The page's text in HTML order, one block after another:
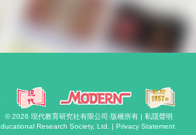
© 2026 現代教育研究社有限公司 ·版權所有 | 私隱聲明
Research Society, Ltd. | Privacy Statement